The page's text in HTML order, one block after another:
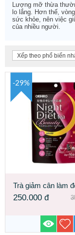
Lượng mỡ thừa
lo lắng. Hơn thế,
sức khỏe, nên việc
của nhiều người.
Xếp theo phổ biến
-29%
Trà giảm cân làm
ban đêm Orihiro
Tea Beauty Nhật
250.000 đ